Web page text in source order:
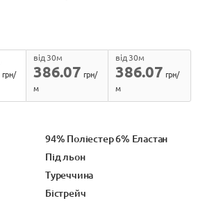
грн/
386.07
від 30м
грн/
м
386.07
від 30м
грн/
м
94% Поліестер 6% Еластан
Під льон
Туреччина
Бістрейч